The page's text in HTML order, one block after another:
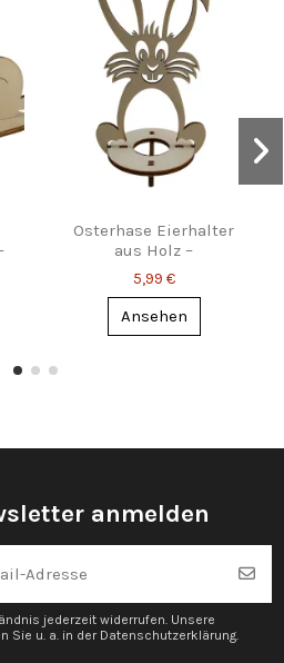
Osterhase Eierhalter
aus Holz –
lasergeschnittene Deko
5,99 €
Ansehen
anmelden
jederzeit widerrufen. Unsere
Sie u. a. in der Datenschutzerklärung.